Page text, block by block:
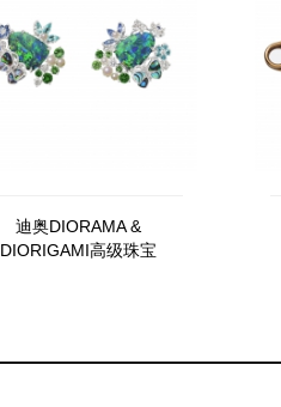
迪奥DIORAMA &
DIORIGAMI高级珠宝